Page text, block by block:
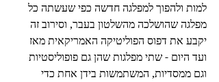
למות ולהפוך למפלגה חדשה כפי שעשתה כל
מפלגה שהושלכה מהשלטון בעבר, וסירוב זה
יקבע את דפוס הפוליטיקה האמריקאית מאז
ועד היום - שתי מפלגות שהן גם פופוליסטיות
וגם ממסדיות, המשתמשות בידן אחת כדי